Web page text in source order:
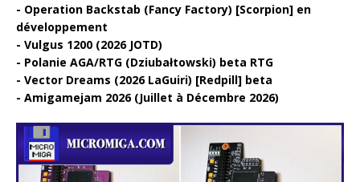
Operation Backstab (Fancy Factory) [Scorpion] en
développement
Vulgus 1200 (2026 JOTD)
Polanie AGA/RTG (Dziubałtowski) beta RTG
Vector Dreams (2026 LaGuiri) [Redpill] beta
Amigamejam 2026 (Juillet à Décembre 2026)